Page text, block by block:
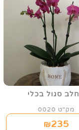
סגול בכלי
מק"ט 0020
₪235